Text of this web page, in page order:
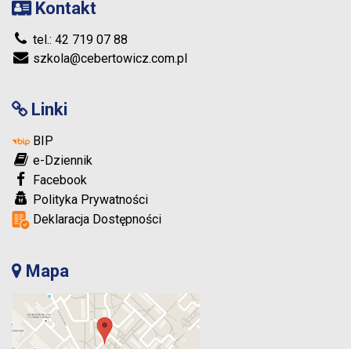
Kontakt
tel.: 42 719 07 88
szkola@cebertowicz.com.pl
Linki
BIP
e-Dziennik
Facebook
Polityka Prywatności
Deklaracja Dostępności
Mapa